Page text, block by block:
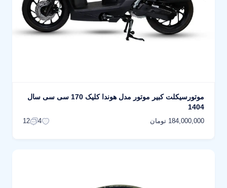
موتورسیکلت کبیر موتور مدل هوندا کلیک 170 سی سی سال
1404
184,000,000 تومان 4
12